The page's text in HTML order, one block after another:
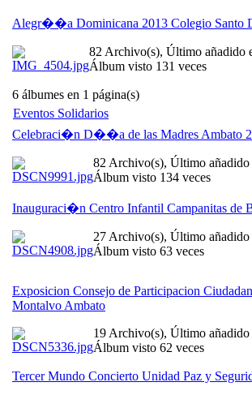
Alegr��a Dominicana 2013 Colegio Santo
82 Archivo(s), Último añadido
Álbum visto 131 veces
6 álbumes en 1 página(s)
Eventos Solidarios
Celebraci�n D��a de las Madres Ambato
82 Archivo(s), Último
Álbum visto 134 veces
Inauguraci�n Centro Infantil Campanitas de
27 Archivo(s), Último
Álbum visto 63 veces
Exposicion Consejo de Participacion
Montalvo Ambato
19 Archivo(s), Último
Álbum visto 62 veces
Tercer Mundo Concierto Unidad Paz y